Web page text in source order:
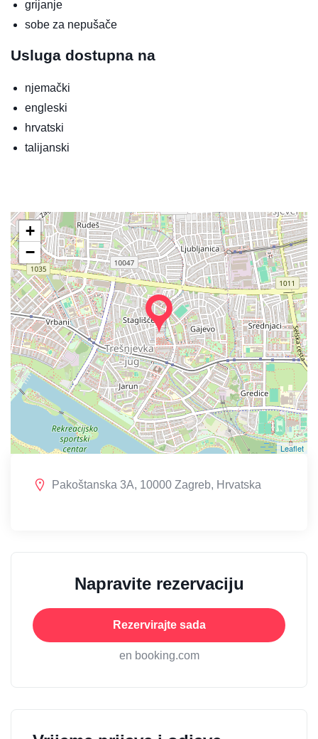
grijanje
sobe za nepušače
Usluga dostupna na
njemački
engleski
hrvatski
talijanski
+
−
Leaflet
Pakoštanska 3A, 10000 Zagreb, Hrvatska
Napravite rezervaciju
Rezervirajte sada
en booking.com